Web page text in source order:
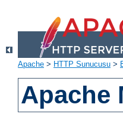
Apache > HTTP Sunucusu >
Apache